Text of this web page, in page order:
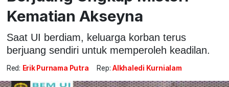
Kematian Akseyna
Saat UI berdiam, keluarga korban terus
berjuang sendiri untuk memperoleh keadilan.
Red: Erik Purnama Putra Rep: Alkhaledi Kurnialam